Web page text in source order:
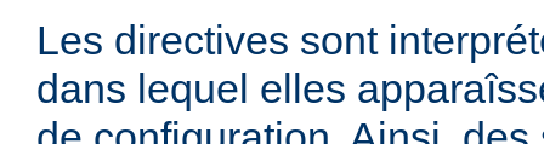
Les directives sont
dans lequel elles